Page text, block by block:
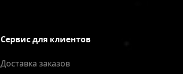
Сервис для клиентов
Доставка заказов